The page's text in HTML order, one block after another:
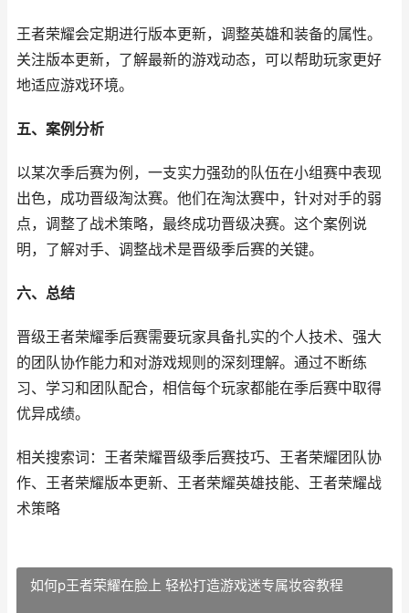
王者荣耀会定期进行版本更新，调整英雄和装备的属性。
关注版本更新，了解最新的游戏动态，可以帮助玩家更好
地适应游戏环境。
五、案例分析
以某次季后赛为例，一支实力强劲的队伍在小组赛中表现
出色，成功晋级淘汰赛。他们在淘汰赛中，针对对手的弱
点，调整了战术策略，最终成功晋级决赛。这个案例说
明，了解对手、调整战术是晋级季后赛的关键。
六、总结
晋级王者荣耀季后赛需要玩家具备扎实的个人技术、强大
的团队协作能力和对游戏规则的深刻理解。通过不断练
习、学习和团队配合，相信每个玩家都能在季后赛中取得
优异成绩。
相关搜索词：王者荣耀晋级季后赛技巧、王者荣耀团队协
作、王者荣耀版本更新、王者荣耀英雄技能、王者荣耀战
术策略
如何p王者荣耀在脸上 轻松打造游戏迷专属妆容教程